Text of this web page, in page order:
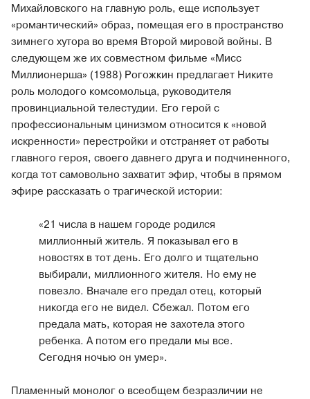
Михайловского на главную роль, еще использует
«романтический» образ, помещая его в пространство
зимнего хутора во время Второй мировой войны. В
следующем же их совместном фильме «Мисс
Миллионерша» (1988) Рогожкин предлагает Никите
роль молодого комсомольца, руководителя
провинциальной телестудии. Его герой с
профессиональным цинизмом относится к «новой
искренности» перестройки и отстраняет от работы
главного героя, своего давнего друга и подчиненного,
когда тот самовольно захватит эфир, чтобы в прямом
эфире рассказать о трагической истории:
«21 числа в нашем городе родился
миллионный житель. Я показывал его в
новостях в тот день. Его долго и тщательно
выбирали, миллионного жителя. Но ему не
повезло. Вначале его предал отец, который
никогда его не видел. Сбежал. Потом его
предала мать, которая не захотела этого
ребенка. А потом его предали мы все.
Сегодня ночью он умер».
Пламенный монолог о всеобщем безразличии не